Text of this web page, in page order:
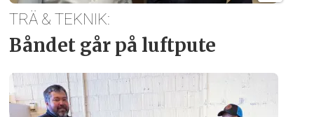
TRÄ & TEKNIK:
Båndet går på luftpute